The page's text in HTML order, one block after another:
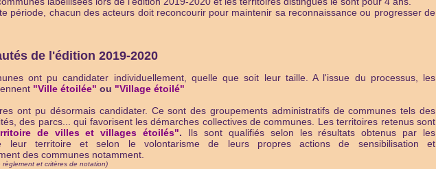
période, chacun des acteurs doit reconcourir pour maintenir sa reconnaissance ou progresser de
de l'édition 2019-2020
ont pu candidater individuellement, quelle que soit leur taille. A l'issue du processus, les
"Ville étoilée" ou "Village étoilé"
ont pu désormais candidater. Ce sont des groupements administratifs de communes tels des
des parcs... qui favorisent les démarches collectives de communes. Les territoires retenus sont
de villes et villages étoilés". Ils sont qualifiés selon les résultats obtenus par les
leur territoire et selon le volontarisme de leurs propres actions de sensibilisation et
des communes notamment.
règlement et critères de notation)